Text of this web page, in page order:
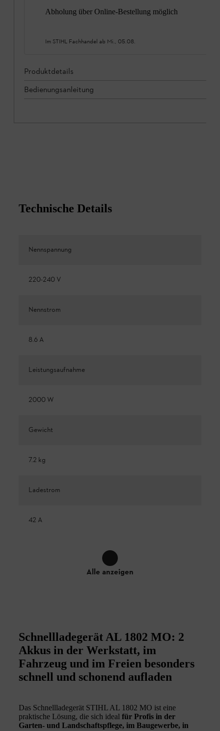
Abholung über Online-Bestellung möglich
Im STIHL Fachhandel ab Mi., 05.08.
Produktdetails
Bedienungsanleitung
Technische Details
Nennspannung
220-240 V
Nennstrom
8.6 A
Leistungsaufnahme
2000 W
Gewicht
7.2 kg
Ladestrom
42 A
Alle anzeigen
Schnellladegerät AL 1802 MO: 2
Akkus in der Werkstatt, im
Fahrzeug und im Freien besonders
schnell und schonend aufladen
Das Schnellladegerät STIHL AL 1802 MO ist eine
praktische Lösung, die sich ideal für Profis in der
Garten- und Landschaftspflege, im Baugewerbe, in